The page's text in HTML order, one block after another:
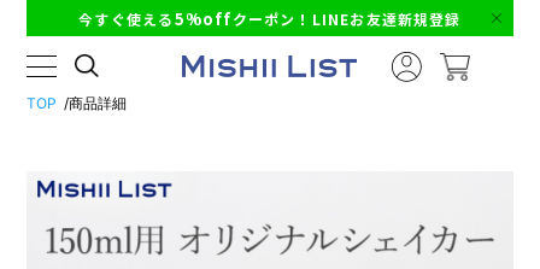
今すぐ使える5%offクーポン！LINEお友達新規登録
TOP 商品詳細